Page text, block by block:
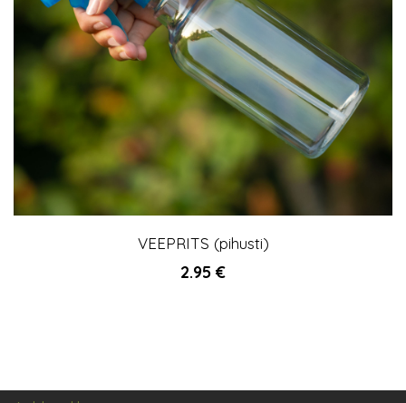
VEEPRITS (pihusti)
2.95 €